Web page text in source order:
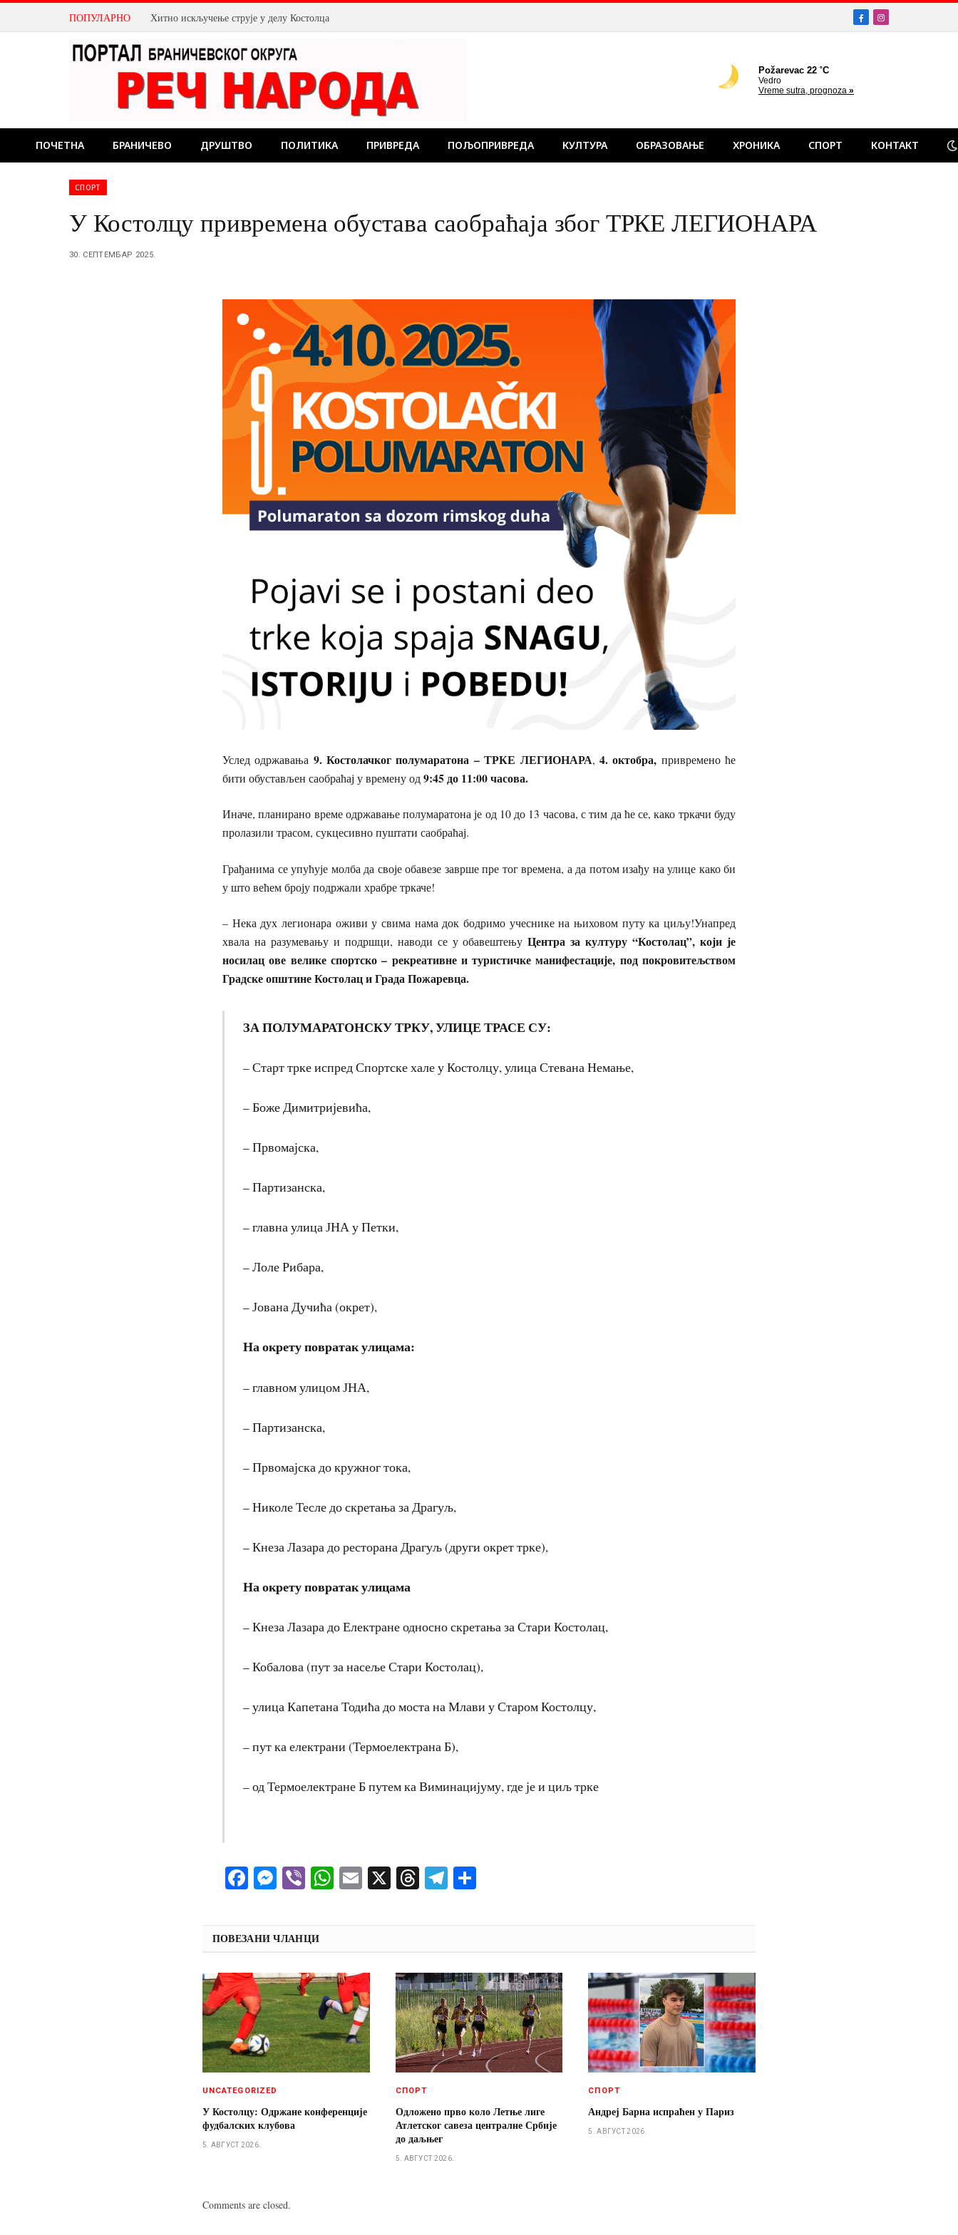
ПОПУЛАРНО Хитно искључење струје у делу Костолца FacebookInstagram
ПОЧЕТНА БРАНИЧЕВО ДРУШТВО ПОЛИТИКА ПРИВРЕДА ПОЉОПРИВРЕДА КУЛТУРА ОБРАЗОВАЊЕ ХРОНИКА СПОРТ КОНТАКТ
СПОРТ
У Костолцу привремена обустава саобраћаја због ТРКЕ ЛЕГИОНАРА
30. СЕПТЕМБАР 2025.
Услед одржавања 9. Костолачког полумаратона – ТРКЕ ЛЕГИОНАРА, 4. октобра, привремено ће
бити обустављен саобраћај у времену од9:45 до 11:00 часова.
Иначе, планирано време одржавање полумаратона је од 10 до 13 часова, с тим да ће се, како тркачи буду
пролазили трасом, сукцесивно пуштати саобраћај.
Грађанима се упућује молба да своје обавезе заврше пре тог времена, а да потом изађу на улице како би
у што већем броју подржали храбре тркаче!
– Нека дух легионара оживи у свима нама док бодримо учеснике на њиховом путу ка циљу!Унапред
хвала на разумевању и подршци, наводи се у обавештењуЦентра за културу “Костолац”, који је
носилац ове велике спортско – рекреативне и туристичке манифестације, под покровитељством
Градске општине Костолац и Града Пожаревца.
ЗА ПОЛУМАРАТОНСКУ ТРКУ, УЛИЦЕ ТРАСЕ СУ:
– Старт трке испред Спортске хале у Костолцу, улица Стевана Немање,
– Боже Димитријевића,
– Првомајска,
– Партизанска,
– главна улица ЈНА у Петки,
– Лоле Рибара,
– Јована Дучића (окрет),
На окрету повратак улицама:
– главном улицом ЈНА,
– Партизанска,
– Првомајска до кружног тока,
– Николе Тесле до скретања за Драгуљ,
– Кнеза Лазара до ресторана Драгуљ (други окрет трке),
На окрету повратак улицама
– Кнеза Лазара до Електране односно скретања за Стари Костолац,
– Кобалова (пут за насеље Стари Костолац),
– улица Капетана Тодића до моста на Млави у Старом Костолцу,
– пут ка електрани (Термоелектрана Б),
– од Термоелектране Б путем ка Виминацијуму, где је и циљ трке
Facebook
Messenger
ViberWhatsApp
Email
X ThreadsTelegram
ПОВЕЗАНИ ЧЛАНЦИ
UNCATEGORIZED
У Костолцу: Одржане конференције
фудбалских клубова
5. АВГУСТ 2026.
СПОРТ
Одложено прво коло Летње лиге
Атлетског савеза централне Србије
до даљњег
5. АВГУСТ 2026.
СПОРТ
Андреј Барна испраћен у Париз
5. АВГУСТ 2026.
Comments are closed.